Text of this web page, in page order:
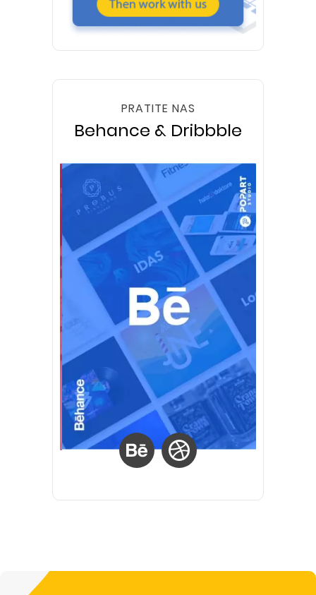
PRATITE NAS
Behance & Dribbble